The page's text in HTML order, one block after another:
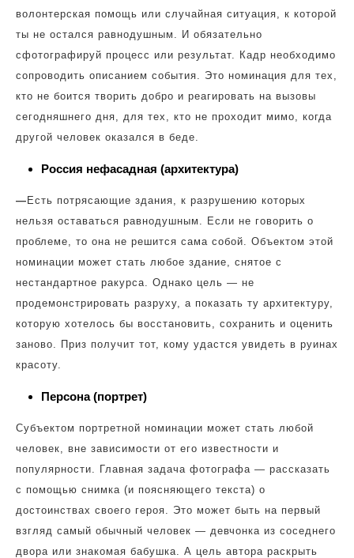
волонтерская помощь или случайная ситуация, к которой
ты не остался равнодушным. И обязательно
сфотографируй процесс или результат. Кадр необходимо
сопроводить описанием события. Это номинация для тех,
кто не боится творить добро и реагировать на вызовы
сегодняшнего дня, для тех, кто не проходит мимо, когда
другой человек оказался в беде.
Россия нефасадная (архитектура)
— Есть потрясающие здания, к разрушению которых
нельзя оставаться равнодушным. Если не говорить о
проблеме, то она не решится сама собой. Объектом этой
номинации может стать любое здание, снятое с
нестандартное ракурса. Однако цель — не
продемонстрировать разруху, а показать ту архитектуру,
которую хотелось бы восстановить, сохранить и оценить
заново. Приз получит тот, кому удастся увидеть в руинах
красоту.
Персона (портрет)
Субъектом портретной номинации может стать любой
человек, вне зависимости от его известности и
популярности. Главная задача фотографа — рассказать
с помощью снимка (и поясняющего текста) о
достоинствах своего героя. Это может быть на первый
взгляд самый обычный человек — девчонка из соседнего
двора или знакомая бабушка. А цель автора раскрыть